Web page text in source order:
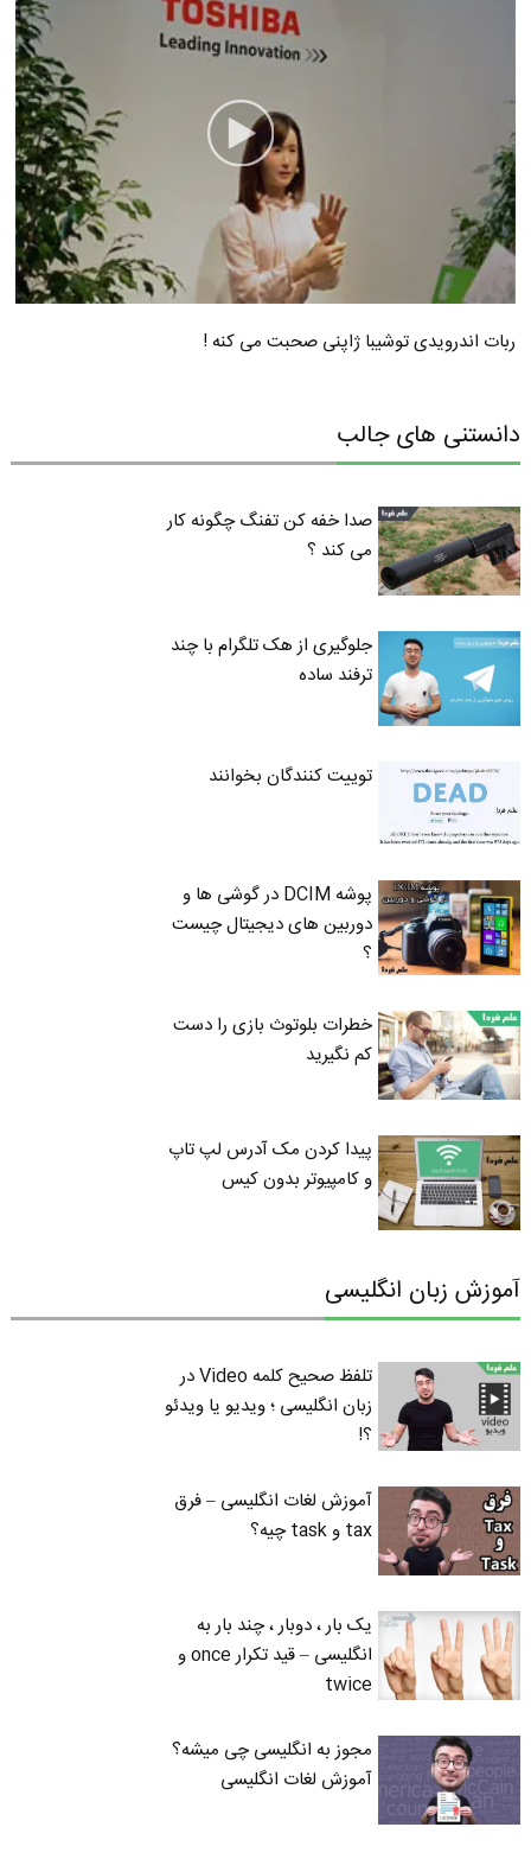
ربات اندرویدی توشیبا ژاپنی صحبت می کنه !
دانستنی های جالب
صدا خفه کن تفنگ چگونه کار
می کند ؟
جلوگیری از هک تلگرام با چند
ترفند ساده
توییت کنندگان بخوانند
پوشه DCIM در گوشی ها و
دوربین های دیجیتال چیست
؟
خطرات بلوتوث‌ بازی را دست
کم نگیرید
پیدا کردن مک آدرس لپ تاپ
و کامپیوتر بدون کیس
آموزش زبان انگلیسی
تلفظ صحیح کلمه Video در
زبان انگلیسی ؛ ویدیو یا ویدئو
؟!
آموزش لغات انگلیسی – فرق
tax و task چیه؟
یک بار ، دوبار ، چند بار به
انگلیسی – قید تکرار once و
twice
مجوز به انگلیسی چی میشه؟
آموزش لغات انگلیسی